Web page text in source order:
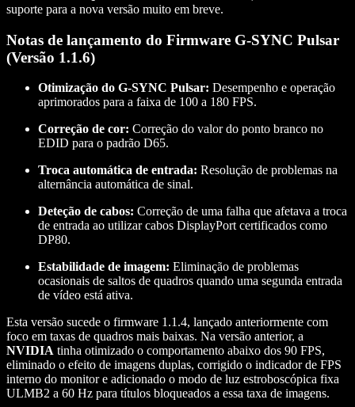
suporte para a nova versão muito em breve.
Notas de lançamento do Firmware G-SYNC Pulsar
(Versão 1.1.6)
Otimização do G-SYNC Pulsar: Desempenho e operação
aprimorados para a faixa de 100 a 180 FPS.
Correção de cor: Correção do valor do ponto branco no
EDID para o padrão D65.
Troca automática de entrada: Resolução de problemas na
alternância automática de sinal.
Deteção de cabos: Correção de uma falha que afetava a troca
de entrada ao utilizar cabos DisplayPort certificados como
DP80.
Estabilidade de imagem: Eliminação de problemas
ocasionais de saltos de quadros quando uma segunda entrada
de vídeo está ativa.
Esta versão sucede o firmware 1.1.4, lançado anteriormente com
foco em taxas de quadros mais baixas. Na versão anterior, a
NVIDIA tinha otimizado o comportamento abaixo dos 90 FPS,
eliminado o efeito de imagens duplas, corrigido o indicador de FPS
interno do monitor e adicionado o modo de luz estroboscópica fixa
ULMB2 a 60 Hz para títulos bloqueados a essa taxa de imagens.